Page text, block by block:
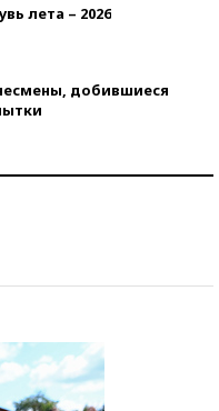
лета – 2026
добившиеся